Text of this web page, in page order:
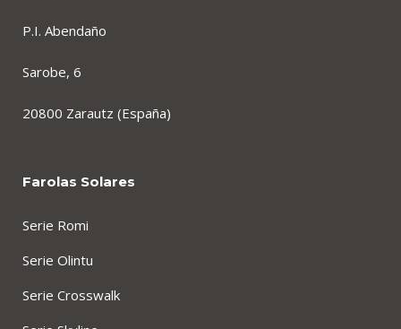
P.I. Abendaño
Sarobe, 6
20800 Zarautz (España)
Farolas Solares
Serie Romi
Serie Olintu
Serie Crosswalk